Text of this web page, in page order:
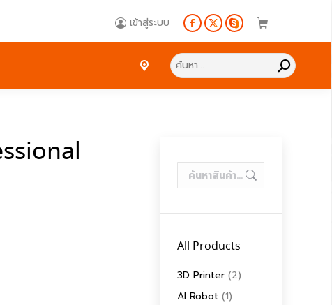
เข้าสู่ระบบ
Facebook
page
opens
in
X
page
in
Skype
page
in
Search:
All Products
3D Printer (2)
AI Robot (1)
Search: